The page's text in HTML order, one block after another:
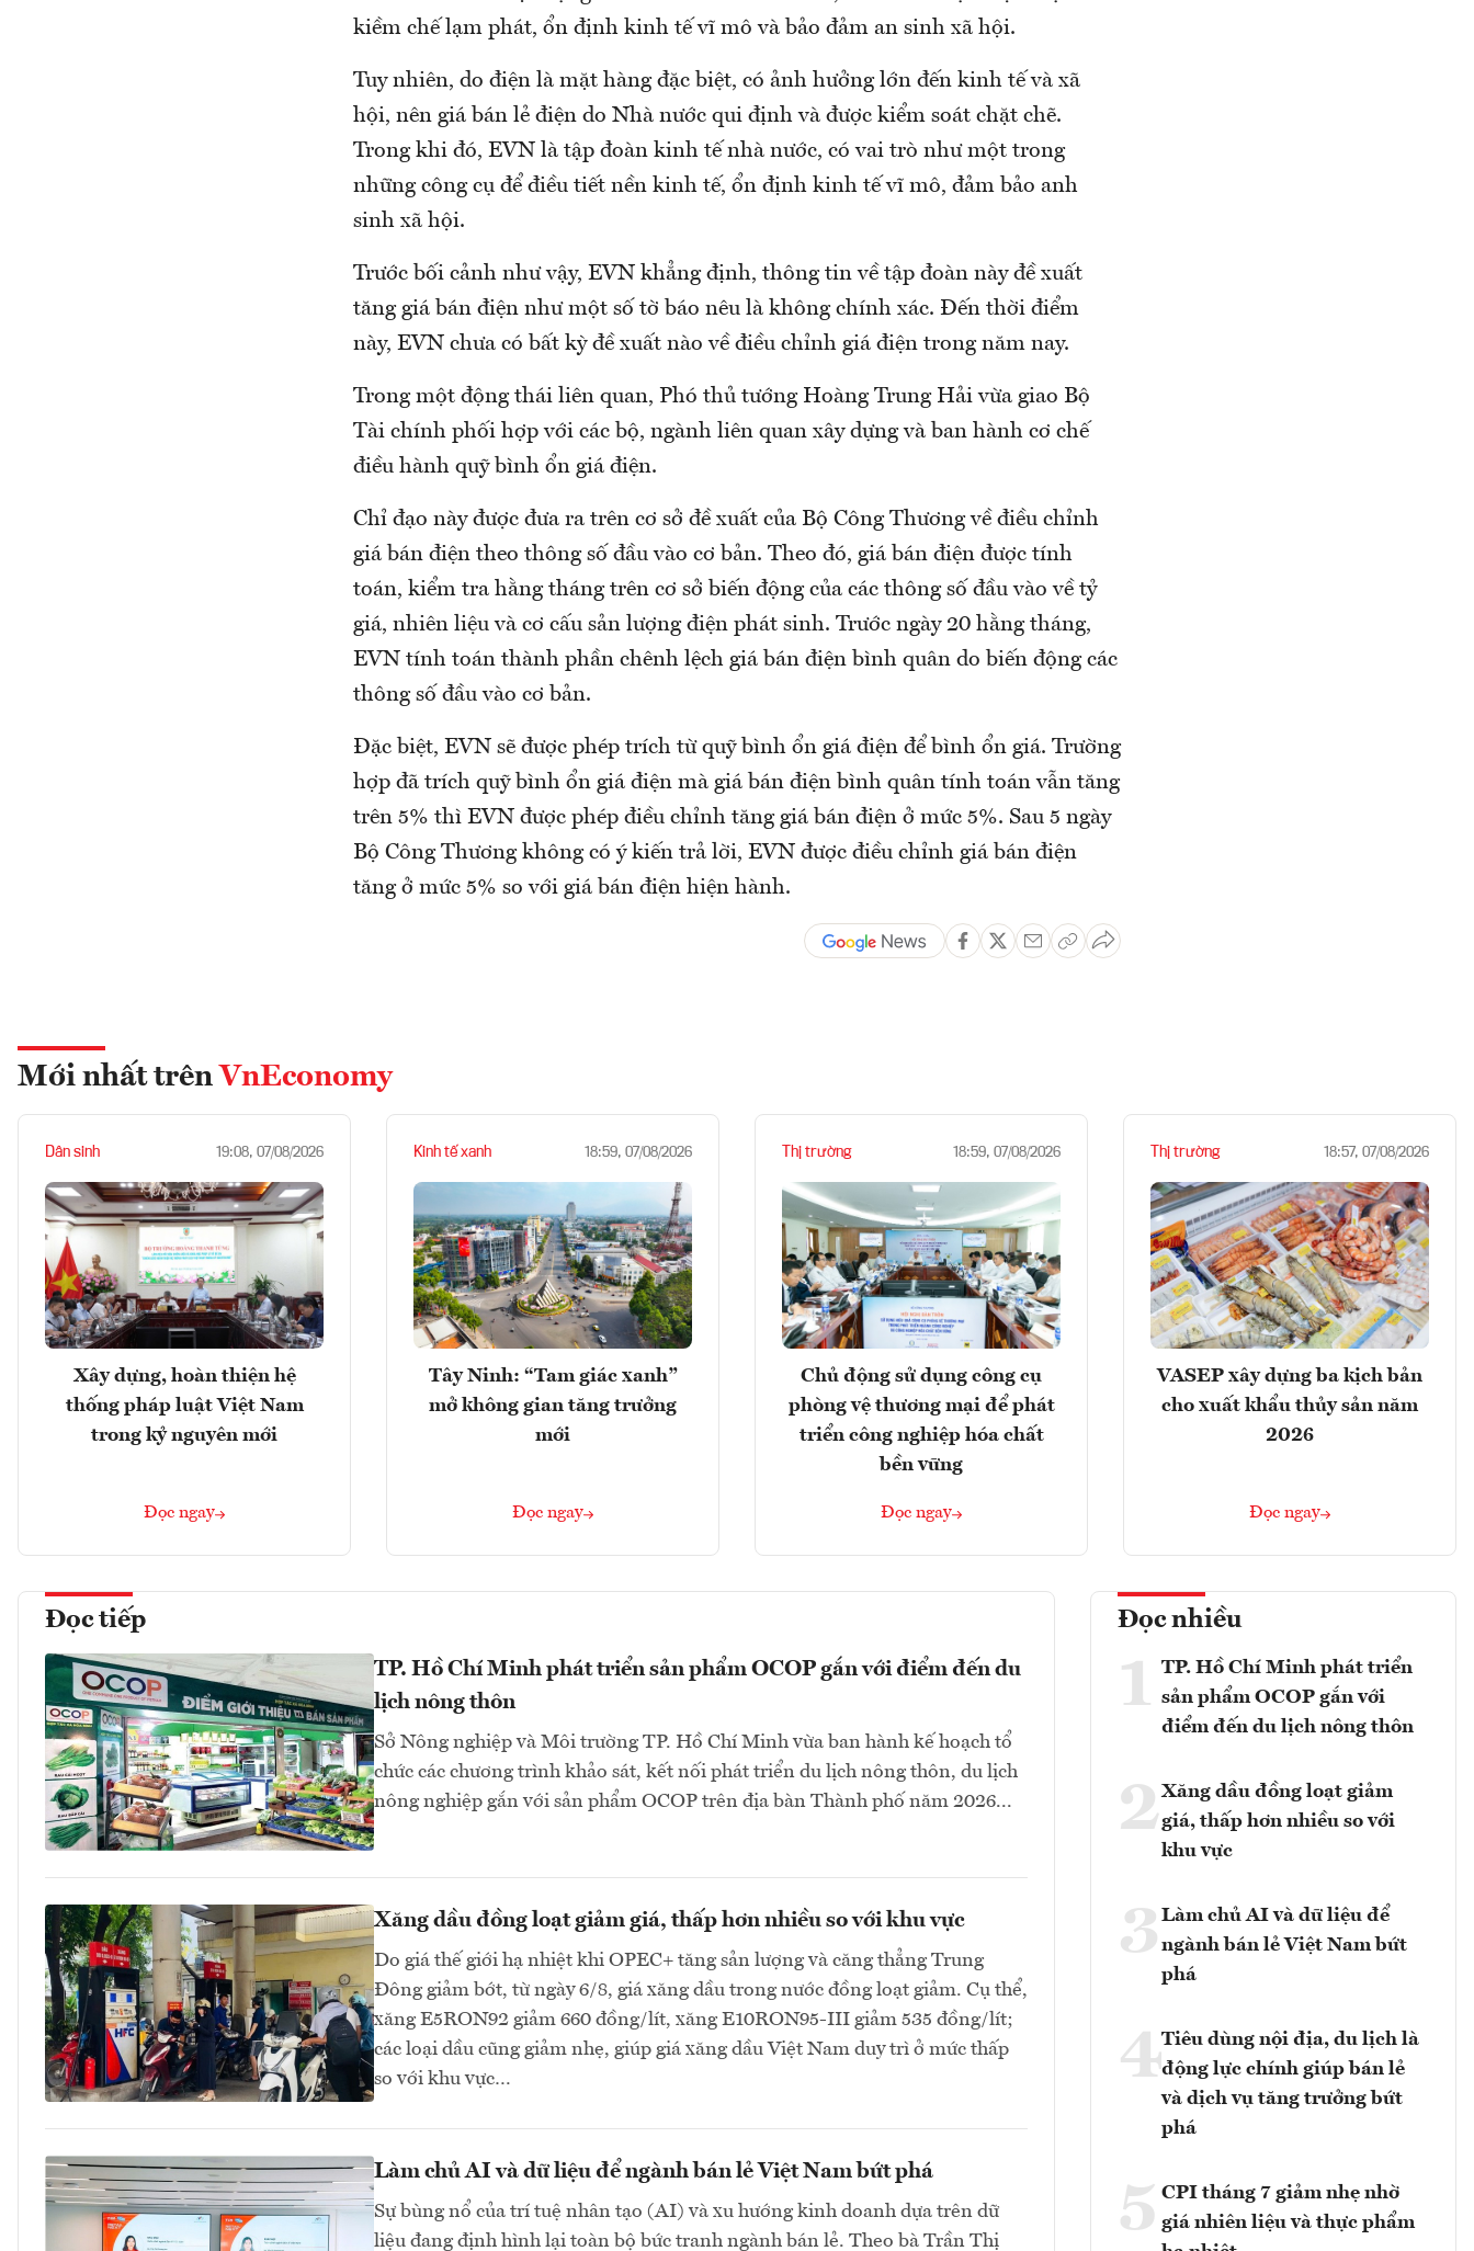
kiềm chế lạm phát, ổn định kinh tế vĩ mô và bảo đảm an sinh xã hội.
Tuy nhiên, do điện là mặt hàng đặc biệt, có ảnh hưởng lớn đến kinh tế và xã
hội, nên giá bán lẻ điện do Nhà nước qui định và được kiểm soát chặt chẽ.
Trong khi đó, EVN là tập đoàn kinh tế nhà nước, có vai trò như một trong
những công cụ để điều tiết nền kinh tế, ổn định kinh tế vĩ mô, đảm bảo anh
sinh xã hội.
Trước bối cảnh như vậy, EVN khẳng định, thông tin về tập đoàn này đề xuất
tăng giá bán điện như một số tờ báo nêu là không chính xác. Đến thời điểm
này, EVN chưa có bất kỳ đề xuất nào về điều chỉnh giá điện trong năm nay.
Trong một động thái liên quan, Phó thủ tướng Hoàng Trung Hải vừa giao Bộ
Tài chính phối hợp với các bộ, ngành liên quan xây dựng và ban hành cơ chế
điều hành quỹ bình ổn giá điện.
Chỉ đạo này được đưa ra trên cơ sở đề xuất của Bộ Công Thương về điều chỉnh
giá bán điện theo thông số đầu vào cơ bản. Theo đó, giá bán điện được tính
toán, kiểm tra hằng tháng trên cơ sở biến động của các thông số đầu vào về tỷ
giá, nhiên liệu và cơ cấu sản lượng điện phát sinh. Trước ngày 20 hằng tháng,
EVN tính toán thành phần chênh lệch giá bán điện bình quân do biến động các
thông số đầu vào cơ bản.
Đặc biệt, EVN sẽ được phép trích từ quỹ bình ổn giá điện để bình ổn giá. Trường
hợp đã trích quỹ bình ổn giá điện mà giá bán điện bình quân tính toán vẫn tăng
trên 5% thì EVN được phép điều chỉnh tăng giá bán điện ở mức 5%. Sau 5 ngày
Bộ Công Thương không có ý kiến trả lời, EVN được điều chỉnh giá bán điện
tăng ở mức 5% so với giá bán điện hiện hành.
Mới nhất trên VnEconomy
Dân sinh 19:08, 07/08/2026
Xây dựng, hoàn thiện hệ
thống pháp luật Việt Nam
trong kỷ nguyên mới
Đọc ngay
Kinh tế xanh 18:59, 07/08/2026
Tây Ninh: “Tam giác xanh”
mở không gian tăng trưởng
mới
Đọc ngay
Thị trường 18:59, 07/08/2026
Chủ động sử dụng công cụ
phòng vệ thương mại để phát
triển công nghiệp hóa chất
bền vững
Đọc ngay
Thị trường 18:57, 07/08/2026
VASEP xây dựng ba kịch bản
cho xuất khẩu thủy sản năm
2026
Đọc ngay
Đọc tiếp
TP. Hồ Chí Minh phát triển sản phẩm OCOP gắn với điểm đến du
lịch nông thôn
Sở Nông nghiệp và Môi trường TP. Hồ Chí Minh vừa ban hành kế hoạch tổ
chức các chương trình khảo sát, kết nối phát triển du lịch nông thôn, du lịch
nông nghiệp gắn với sản phẩm OCOP trên địa bàn Thành phố năm 2026...
Xăng dầu đồng loạt giảm giá, thấp hơn nhiều so với khu vực
Do giá thế giới hạ nhiệt khi OPEC+ tăng sản lượng và căng thẳng Trung
Đông giảm bớt, từ ngày 6/8, giá xăng dầu trong nước đồng loạt giảm. Cụ thể,
xăng E5RON92 giảm 660 đồng/lít, xăng E10RON95-III giảm 535 đồng/lít;
các loại dầu cũng giảm nhẹ, giúp giá xăng dầu Việt Nam duy trì ở mức thấp
so với khu vực…
Làm chủ AI và dữ liệu để ngành bán lẻ Việt Nam bứt phá
Sự bùng nổ của trí tuệ nhân tạo (AI) và xu hướng kinh doanh dựa trên dữ
liệu đang định hình lại toàn bộ bức tranh ngành bán lẻ. Theo bà Trần Thị
Đọc nhiều
1 TP. Hồ Chí Minh phát triển
sản phẩm OCOP gắn với
điểm đến du lịch nông thôn
2Xăng dầu đồng loạt giảm
giá, thấp hơn nhiều so với
khu vực
3 Làm chủ AI và dữ liệu để
ngành bán lẻ Việt Nam bứt
phá
4Tiêu dùng nội địa, du lịch là
động lực chính giúp bán lẻ
và dịch vụ tăng trưởng bứt
phá
5 CPI tháng 7 giảm nhẹ nhờ
giá nhiên liệu và thực phẩm